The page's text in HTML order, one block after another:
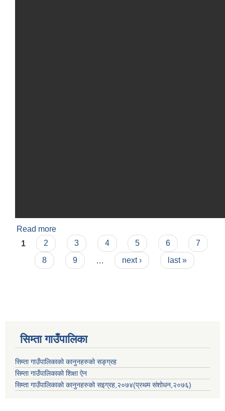
Read more
पूर्वतयारी तथा प्रतिकार्य योजना २०७९, पहिलो संशोधन
२०८१
Pages
1 2 3 4 5 6
7
8
9 next › last »
सिम्ता गाउँपालिका
सिम्ता गाउँपालिकाको कानुनहरुको सङ्ग्रह
सिम्ता गाउँपालिकाको शिक्षा ऐन
सिम्ता गाउँपालिकाको कानुनहरुको सइग्रह,२०७४(प्रथम संशोधन,२०७६)